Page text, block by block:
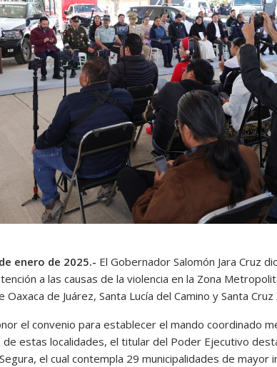
enero de 2025.- El Gobernador Salomón Jara Cruz
a las causas de la violencia en la Zona
de Juárez, Santa Lucía del Camino y Santa
el convenio para establecer el mando coordinado
estas localidades, el titular del Poder Ejecutivo
el cual contempla 29 municipalidades de mayor